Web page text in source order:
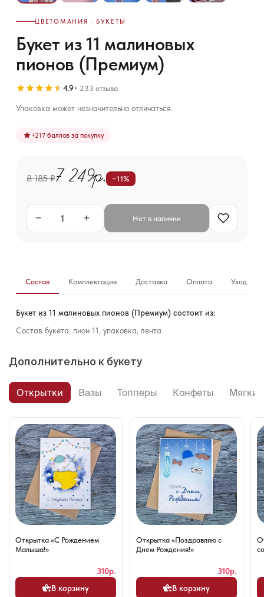
ЦВЕТОМАНИЯ · БУКЕТЫ
Букет из 11 малиновых
пионов (Премиум)
4.9 233 отзыва
Упаковка может незначительно отличаться.
+217 баллов за покупку
8 185 ₽7 249р. −11%
− + Нет в наличии
Состав Комплектация Доставка Оплата Уход за
Букет из 11 малиновых пионов (Премиум) состоит из:
Состав букета: пион 11, упаковка, лента
Дополнительно к букету
Открытки Вазы Топперы Конфеты
Открытка «С Рождением
Малыша!»
310р.
В корзину
Открытка «Поздравляю с
Днем Рождения!»
310р.
В корзину